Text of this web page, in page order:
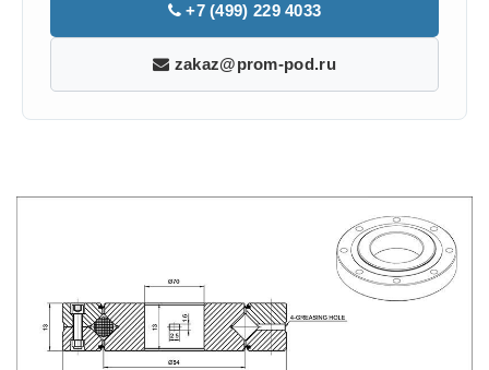
+7 (499) 229 4033
zakaz@prom-pod.ru